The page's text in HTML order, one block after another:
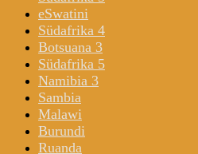
eSwatini
Südafrika 4
Botsuana 3
Südafrika 5
Namibia 3
Sambia
Malawi
Burundi
Ruanda